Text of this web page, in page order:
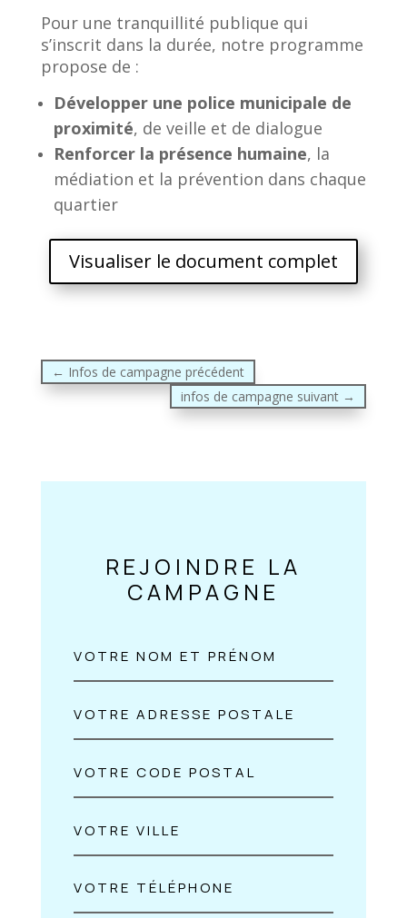
Pour une tranquillité publique qui
s’inscrit dans la durée, notre programme
propose de :
Développer une police municipale de
proximité, de veille et de dialogue
Renforcer la présence humaine, la
médiation et la prévention dans chaque
quartier
Visualiser le document complet
← Infos de campagne précédent
infos de campagne suivant →
REJOINDRE LA
CAMPAGNE